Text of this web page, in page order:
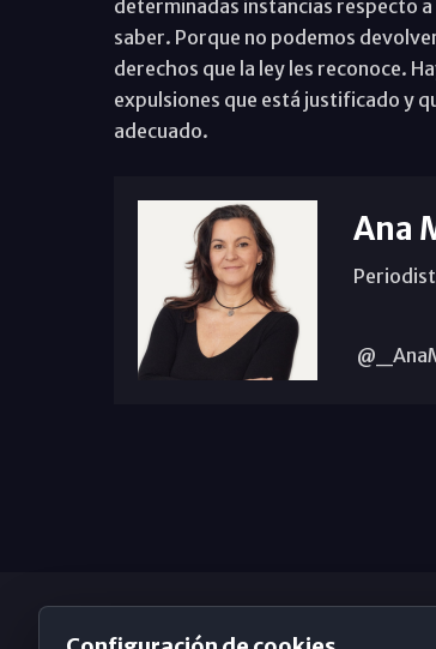
determinadas instancias respecto a
saber. Porque no podemos
derechos que la ley les reconoce.
expulsiones que está justificado y
adecuado.
Ana